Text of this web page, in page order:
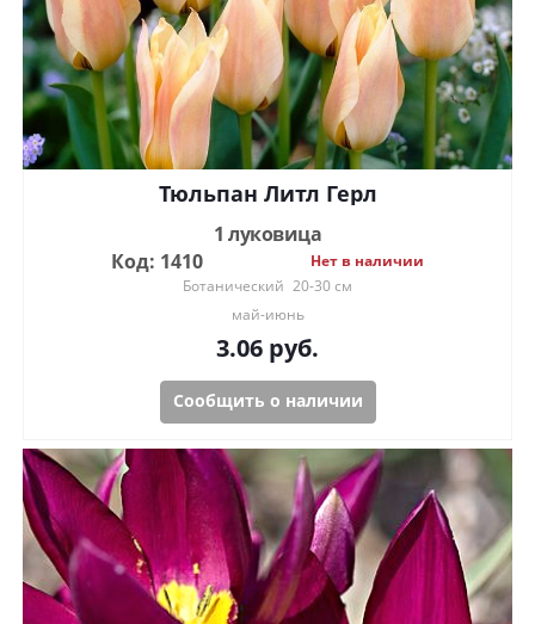
Тюльпан Литл Герл
1 луковица
Код: 1410
Нет в наличии
Ботанический 20-30 см
май-июнь
3.06 руб.
Сообщить о наличии